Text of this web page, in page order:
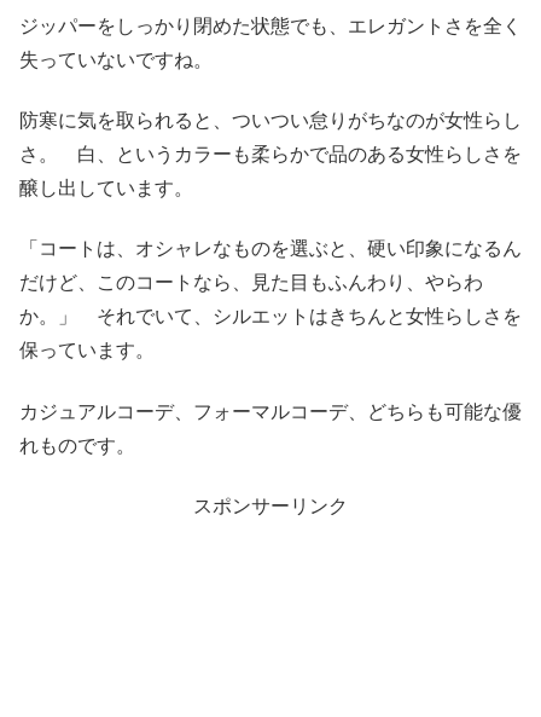
ジッパーをしっかり閉めた状態でも、エレガントさを全く
失っていないですね。
防寒に気を取られると、ついつい怠りがちなのが女性らし
さ。 白、というカラーも柔らかで品のある女性らしさを
醸し出しています。
「コートは、オシャレなものを選ぶと、硬い印象になるん
だけど、このコートなら、見た目もふんわり、やらわ
か。」 それでいて、シルエットはきちんと女性らしさを
保っています。
カジュアルコーデ、フォーマルコーデ、どちらも可能な優
れものです。
スポンサーリンク